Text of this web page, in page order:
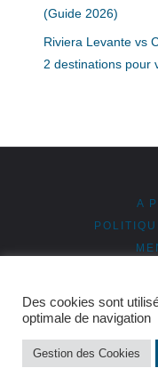
(Guide 2026)
Riviera Levante vs
2 destinations pour
A
Des cookies sont
optimale de navigation
Gestion des Cookies